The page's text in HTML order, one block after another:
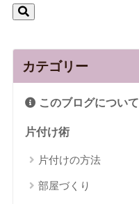
カテゴリー
このブログについて
片付け術
片付けの方法
部屋づくり